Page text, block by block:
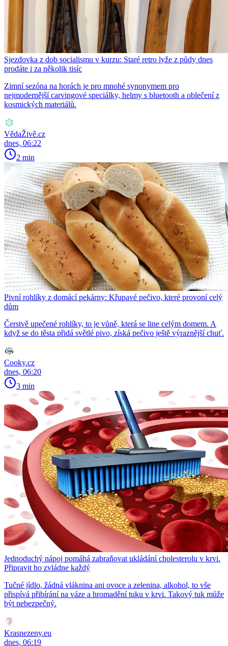
Sjezdovka z dob socialismu v kurzu: Staré retro lyže z půdy dnes
prodáte i za několik tisíc
Zimní sezóna na horách je pro mnohé synonymem pro
nejmodernější carvingové speciálky, helmy s bluetooth a oblečení z
kosmických materiálů.
VědaŽivě.cz
dnes, 06:22
2 min
Pivní rohlíky z domácí pekárny: Křupavé pečivo, které provoní celý
dům
Čerstvě upečené rohlíky, to je vůně, která se line celým domem. A
když se do těsta přidá světlé pivo, získá pečivo ještě výraznější chuť.
Cooky.cz
dnes, 06:20
3 min
Jednoduchý nápoj pomáhá zabraňovat ukládání cholesterolu v krvi.
Připravit ho zvládne každý
Tučné jídlo, žádná vláknina ani ovoce a zelenina, alkohol, to vše
přispívá přibírání na váze a hromadění tuku v krvi. Takový tuk může
být nebezpečný.
Krasnezeny.eu
dnes, 06:19